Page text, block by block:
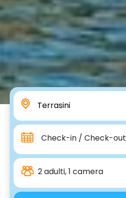
Terrasini
Check-in / Check-out
2 adulti, 1 camera